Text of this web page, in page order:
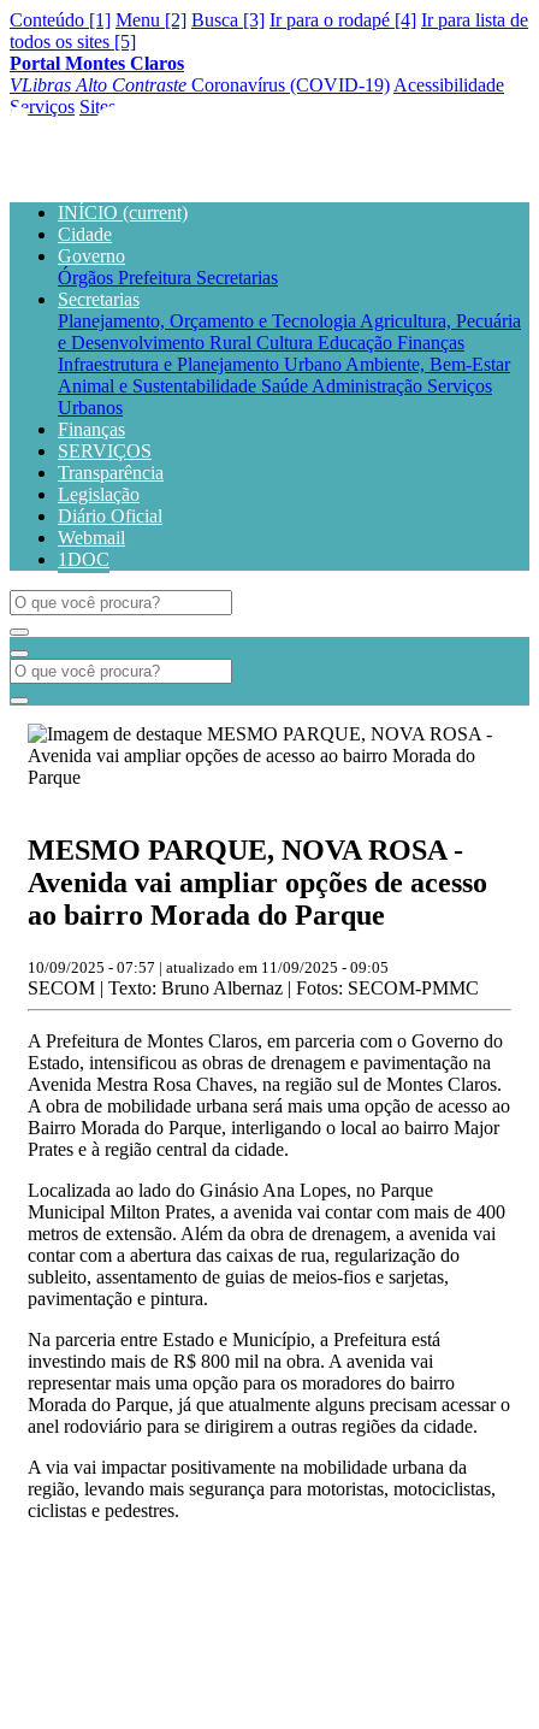
Conteúdo [1] Menu [2] Busca [3] Ir para o rodapé [4] Ir para lista de
todos os sites [5]
Portal Montes Claros
VLibras Alto Contraste Coronavírus (COVID-19) Acessibilidade
Serviços Sites
INÍCIO (current)
Cidade
Governo
Órgãos Prefeitura Secretarias
Secretarias
Planejamento, Orçamento e Tecnologia Agricultura, Pecuária
e Desenvolvimento Rural Cultura Educação Finanças
Infraestrutura e Planejamento Urbano Ambiente, Bem-Estar
Animal e Sustentabilidade Saúde Administração Serviços
Urbanos
Finanças
SERVIÇOS
Transparência
Legislação
Diário Oficial
Webmail
1DOC
MESMO PARQUE, NOVA ROSA -
Avenida vai ampliar opções de acesso
ao bairro Morada do Parque
10/09/2025 - 07:57 | atualizado em 11/09/2025 - 09:05
SECOM | Texto: Bruno Albernaz | Fotos: SECOM-PMMC
A Prefeitura de Montes Claros, em parceria com o Governo do
Estado, intensificou as obras de drenagem e pavimentação na
Avenida Mestra Rosa Chaves, na região sul de Montes Claros.
A obra de mobilidade urbana será mais uma opção de acesso ao
Bairro Morada do Parque, interligando o local ao bairro Major
Prates e à região central da cidade.
Localizada ao lado do Ginásio Ana Lopes, no Parque
Municipal Milton Prates, a avenida vai contar com mais de 400
metros de extensão. Além da obra de drenagem, a avenida vai
contar com a abertura das caixas de rua, regularização do
subleito, assentamento de guias de meios-fios e sarjetas,
pavimentação e pintura.
Na parceria entre Estado e Município, a Prefeitura está
investindo mais de R$ 800 mil na obra. A avenida vai
representar mais uma opção para os moradores do bairro
Morada do Parque, já que atualmente alguns precisam acessar o
anel rodoviário para se dirigirem a outras regiões da cidade.
A via vai impactar positivamente na mobilidade urbana da
região, levando mais segurança para motoristas, motociclistas,
ciclistas e pedestres.